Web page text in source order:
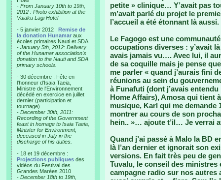
- From January 10th to 19th,
2012 : Photo exhibition at the
Vaiaku Lagi Hotel
- 5 janvier 2012 : Remise de
la donation Hunamar aux
écoles primaires Nauti et SDA
- January 5th, 2012: Delivery
of the Hunamar association's
donation to the Nauti and SDA
primary schools.
- 30 décembre : Fête en
l'honneur d'Isaia Taeia,
Ministre de l'Environnement
décédé en exercice en juillet
dernier (participation et
tournage)
- December 30th, 2011:
Recording of the Government
feast in homage to Isaia Taeia,
Minister for Environment,
deceased in July in the
discharge of his duties.
- 18 et 19 décembre :
Projections publiques des
vidéos du Festival des
Grandes Marées 2010
- December 18th to 19th,
petite » clinique… Y’avait pas
m’avait parlé du projet le
l’accueil a été étonnant là aussi.
Le Fagogo est une
occupations diverses : y’avait
avais jamais vu…. Avec lui, il
de sa coquille mais je pense
me parler « quand j’aurais fini
réunions au sein du
à Funafuti (dont j’avais
Home Affairs), Amosa qui tient
musique, Karl qui me demande
montrer au cours de son
hein.. »… ajoute t’il… Je verrai
Quand j’ai passé à Malo la BD
là l’an dernier et ignorait son
versions. En fait très peu de
Tuvalu, le conseil des
campagne radio sur nos autres